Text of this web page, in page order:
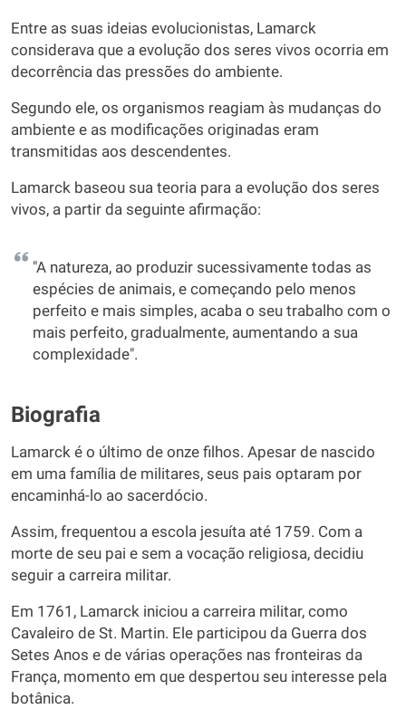
Entre as suas ideias evolucionistas, Lamarck
considerava que a evolução dos seres vivos ocorria em
decorrência das pressões do ambiente.
Segundo ele, os organismos reagiam às mudanças do
ambiente e as modificações originadas eram
transmitidas aos descendentes.
Lamarck baseou sua teoria para a evolução dos seres
vivos, a partir da seguinte afirmação:
"A natureza, ao produzir sucessivamente todas as
espécies de animais, e começando pelo menos
perfeito e mais simples, acaba o seu trabalho com o
mais perfeito, gradualmente, aumentando a sua
complexidade".
Biografia
Lamarck é o último de onze filhos. Apesar de nascido
em uma família de militares, seus pais optaram por
encaminhá-lo ao sacerdócio.
Assim, frequentou a escola jesuíta até 1759. Com a
morte de seu pai e sem a vocação religiosa, decidiu
seguir a carreira militar.
Em 1761, Lamarck iniciou a carreira militar, como
Cavaleiro de St. Martin. Ele participou da Guerra dos
Setes Anos e de várias operações nas fronteiras da
França, momento em que despertou seu interesse pela
botânica.